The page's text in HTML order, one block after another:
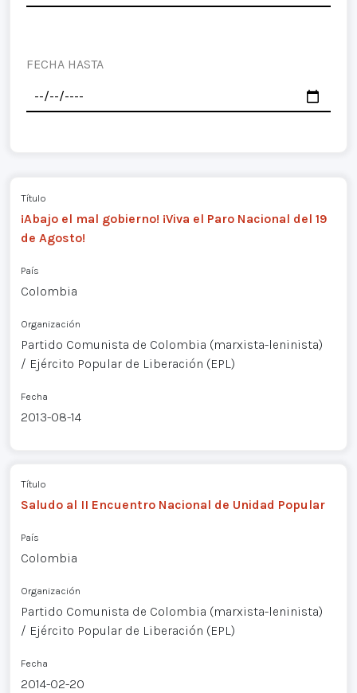
FECHA HASTA
Título
¡Abajo el mal gobierno! ¡Viva el Paro Nacional del 19
de Agosto!
País
Colombia
Organización
Partido Comunista de Colombia (marxista-leninista)
/ Ejército Popular de Liberación (EPL)
Fecha
2013-08-14
Título
Saludo al II Encuentro Nacional de Unidad Popular
País
Colombia
Organización
Partido Comunista de Colombia (marxista-leninista)
/ Ejército Popular de Liberación (EPL)
Fecha
2014-02-20